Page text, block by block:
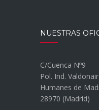
NUESTRAS
C/Cuenca Nº9
Pol. Ind.
Humanes de
28970 (Madrid)